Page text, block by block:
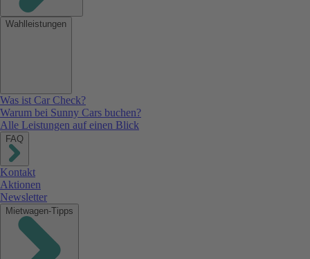
Wahlleistungen
Was ist Car Check?
Warum bei Sunny Cars buchen?
Alle Leistungen auf einen Blick
FAQ
Kontakt
Aktionen
Newsletter
Mietwagen-Tipps